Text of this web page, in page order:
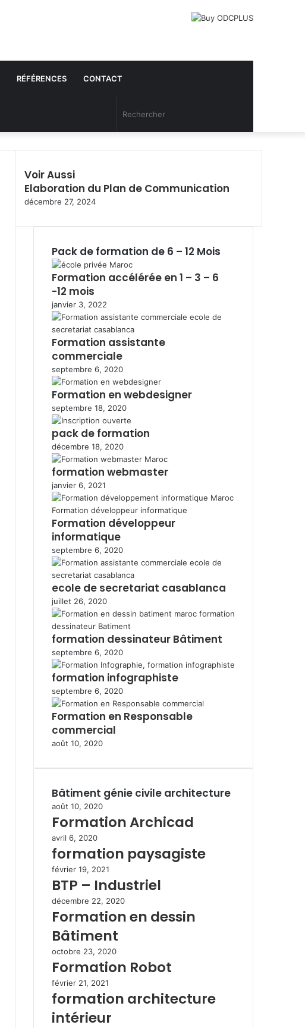
RÉFÉRENCES CONTACT
Article
Aléatoire
Voir Aussi
F
e
m
Elaboration du Plan de Communication
décembre 27, 2024
Pack de formation de 6 – 12 Mois
Formation accélérée en 1 – 3 – 6
-12 mois
janvier 3, 2022
Formation assistante
commerciale
septembre 6, 2020
Formation en webdesigner
septembre 18, 2020
pack de formation
décembre 18, 2020
formation webmaster
janvier 6, 2021
Formation développeur
informatique
septembre 6, 2020
ecole de secretariat casablanca
juillet 26, 2020
formation dessinateur Bâtiment
septembre 6, 2020
formation infographiste
septembre 6, 2020
Formation en Responsable
commercial
août 10, 2020
Bâtiment génie civile architecture
août 10, 2020
Formation Archicad
avril 6, 2020
formation paysagiste
février 19, 2021
BTP – Industriel
décembre 22, 2020
Formation en dessin
Bâtiment
octobre 23, 2020
Formation Robot
février 21, 2021
formation architecture
intérieur